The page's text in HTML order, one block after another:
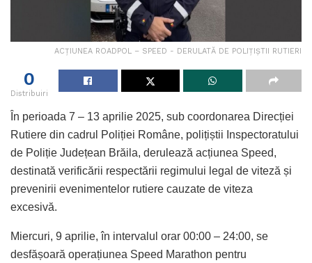
ACȚIUNEA ROADPOL – SPEED - DERULATĂ DE POLIȚIȘTII RUTIERI
0
Distribuiri
În perioada 7 – 13 aprilie 2025, sub coordonarea Direcției
Rutiere din cadrul Poliției Române, polițiștii Inspectoratului
de Poliție Județean Brăila, derulează acțiunea Speed,
destinată verificării respectării regimului legal de viteză și
prevenirii evenimentelor rutiere cauzate de viteza
excesivă.
Miercuri, 9 aprilie, în intervalul orar 00:00 – 24:00, se
desfășoară operațiunea Speed Marathon pentru